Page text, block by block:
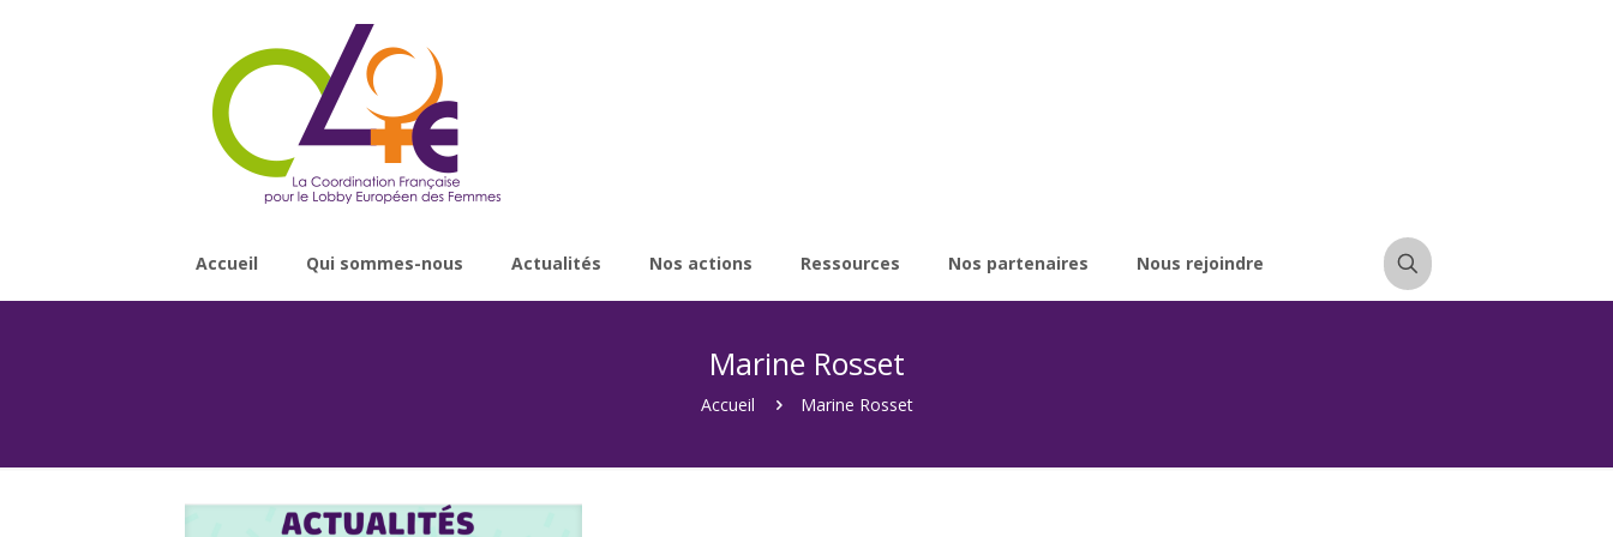
Accueil Qui sommes-nous Actualités Nos actions Ressources Nos partenaires Nous rejoindre
Marine Rosset
Accueil Marine Rosset